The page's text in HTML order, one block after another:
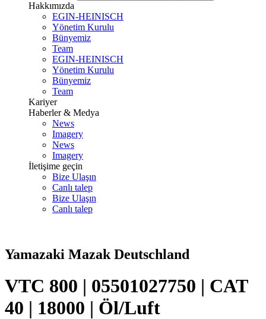
Hakkımızda
EGIN-HEINISCH
Yönetim Kurulu
Bünyemiz
Team
EGIN-HEINISCH
Yönetim Kurulu
Bünyemiz
Team
Kariyer
Haberler & Medya
News
Imagery
News
Imagery
İletişime geçin
Bize Ulaşın
Canlı talep
Bize Ulaşın
Canlı talep
Yamazaki Mazak Deutschland
VTC 800 | 05501027750 | CAT
40 | 18000 | Öl/Luft